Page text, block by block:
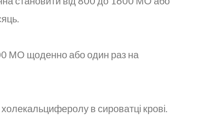
МО щоденно або один раз на
в сироватці крові.